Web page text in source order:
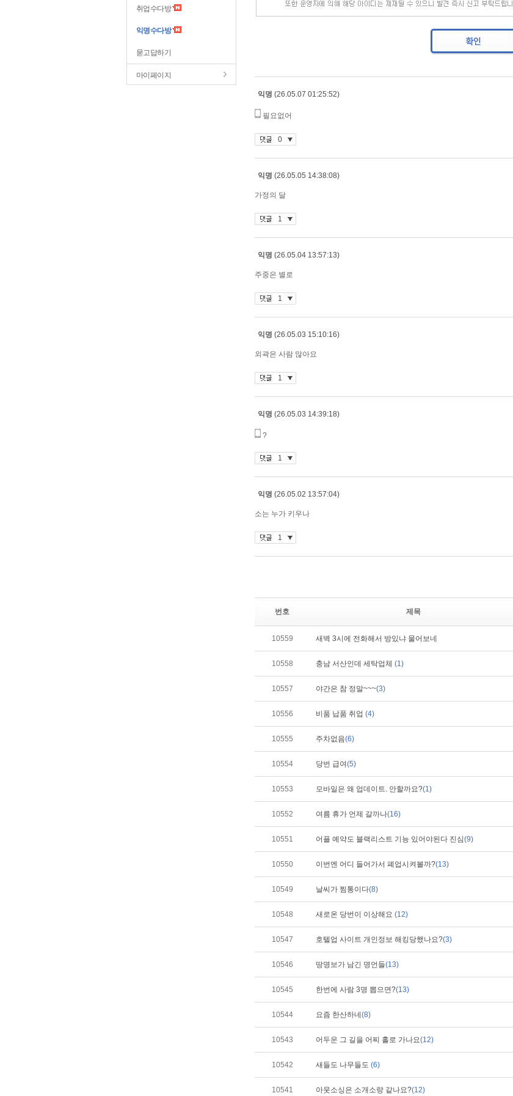
취업수다방
익명수다방
묻고답하기
마이페이지
번호 제목
10559 새벽 3시에 전화해서 방있냐 물어보네
10558 충남 서산인데 세탁업체 (1)
10557 야간은 참 정말~~~(3)
10556 비품 납품 취업 (4)
10555 주차없음(6)
10554 당번 급여(5)
10553 모바일은 왜 업데이트. 안할까요?(1)
10552 여름 휴가 언제 갈까나(16)
10551 어플 예약도 블랙리스트 기능 있어야된다 진심(9)
10550 이번엔 어디 들어가서 폐업시켜볼까?(13)
10549 날씨가 찜통이다(8)
10548 새로온 당번이 이상해요 (12)
10547 호텔업 사이트 개인정보 해킹당했나요?(3)
10546 땅명보가 남긴 명언들(13)
10545 한번에 사람 3명 뽑으면?(13)
10544 요즘 한산하네 (8)
10543 어두운 그 길을 어찌 홀로 가나요(12)
10542 새들도 나무들도 (6)
10541 아웃소싱은 소개소랑 같나요?(12)